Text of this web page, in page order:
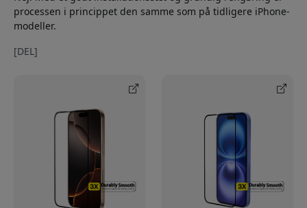
processen i princippet den samme som på tidligere iPhone-
modeller.
[DEL]